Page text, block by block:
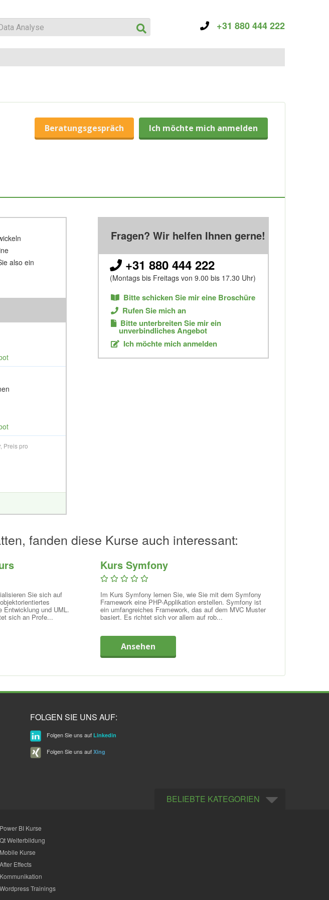
+31 880 444 222
Beratungsgespräch Ich möchte mich anmelden
also ein
Preis pro
Fragen? Wir helfen Ihnen gerne!
+31 880 444 222
(Montags bis Freitags von 9.00 bis 17.30 Uhr)
Bitte schicken Sie mir eine Broschüre
Rufen Sie mich an
Bitte unterbreiten Sie mir ein
unverbindliches Angebot
Ich möchte mich anmelden
fanden diese Kurse auch interessant:
Sie sich auf
Entwicklung und UML.
sich an Profe...
Kurs Symfony
Im Kurs Symfony lernen Sie, wie Sie mit dem Symfony
Framework eine PHP-Applikation erstellen. Symfony ist
ein umfangreiches Framework, das auf dem MVC Muster
basiert. Es richtet sich vor allem auf rob...
Ansehen
FOLGEN SIE UNS AUF:
Folgen Sie uns auf Linkedin
Folgen Sie uns auf Xing
BELIEBTE KATEGORIEN
Power BI Kurse
Qt Weiterbildung
Mobile Kurse
After Effects
Kommunikation
Wordpress Trainings